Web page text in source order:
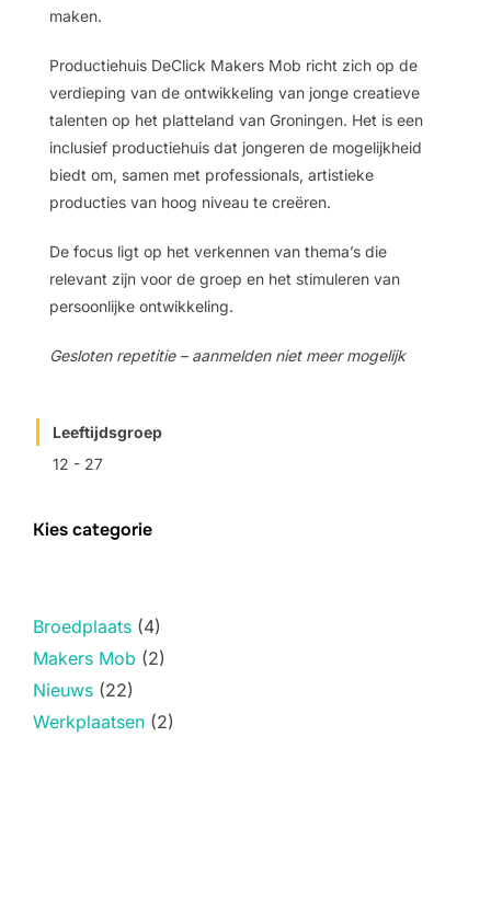
maken.
Productiehuis DeClick Makers Mob richt zich op de
verdieping van de ontwikkeling van jonge creatieve
talenten op het platteland van Groningen. Het is een
inclusief productiehuis dat jongeren de mogelijkheid
biedt om, samen met professionals, artistieke
producties van hoog niveau te creëren.
De focus ligt op het verkennen van thema’s die
relevant zijn voor de groep en het stimuleren van
persoonlijke ontwikkeling.
Gesloten repetitie – aanmelden niet meer mogelijk
Leeftijdsgroep
12 - 27
Kies categorie
Broedplaats (4)
Makers Mob (2)
Nieuws (22)
Werkplaatsen (2)